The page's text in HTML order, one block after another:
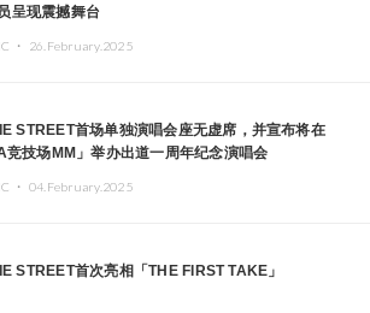
呈现震撼舞台
・ 26.February.2025
STREET首场单独演唱会座无虚席，并宣布将在
竞技场MM」举办出道一周年纪念演唱会
・ 04.February.2025
STREET首次亮相「THE FIRST TAKE」